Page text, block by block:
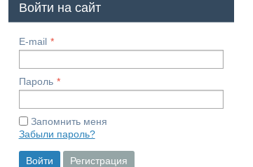
Войти на сайт
E-mail
Пароль
Запомнить меня
Забыли пароль?
Войти Регистрация